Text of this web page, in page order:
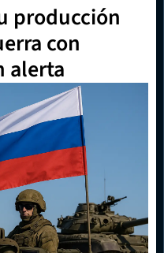
producción
con
alerta